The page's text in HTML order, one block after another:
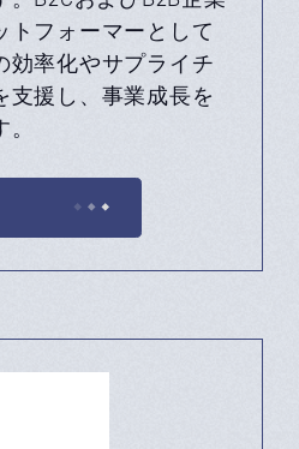
トフォーマーとして
効率化やサプライチ
支援し、事業成長を